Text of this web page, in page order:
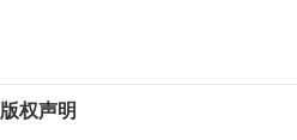
版权声明